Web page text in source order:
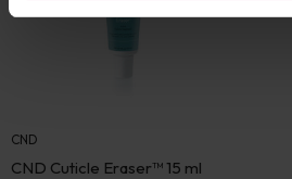
CND
CND Cuticle Eraser™ 15 ml